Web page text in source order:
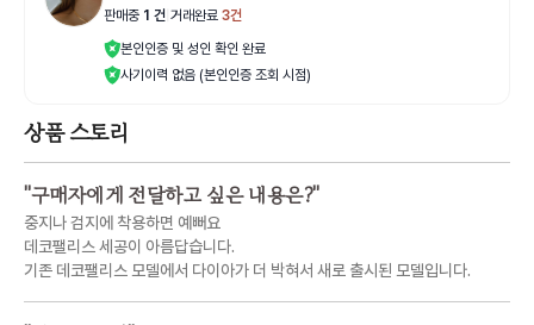
판매중 1 건 거래완료 3건
본인인증 및 성인 확인 완료
사기이력 없음 (본인인증 조회 시점)
상품 스토리
"구매자에게 전달하고 싶은 내용은?"
중지나 검지에 착용하면 예뻐요
데코팰리스 세공이 아름답습니다.
기존 데코팰리스 모델에서 다이아가 더 박혀서 새로 출시된 모델입니다.